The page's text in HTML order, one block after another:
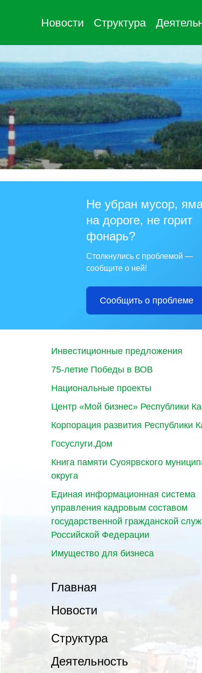
Новости Структура
Не убран мусор,
на дороге, не горит
фонарь?
Столкнулись с проблемой —
сообщите о ней!
Сообщить о проблеме
Инвестиционные предложения
75-летие Победы в ВОВ
Национальные проекты
Центр «Мой бизнес» Республики
Корпорация развития Республики
Госуслуги.Дом
Книга памяти Суоярвского
округа
Единая информационная система
управления кадровым составом
государственной гражданской
Российской Федерации
Имущество для бизнеса
Главная
Новости
Структура
Деятельность